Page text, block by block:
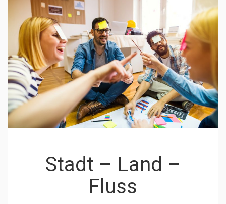
Stadt – Land –
Fluss